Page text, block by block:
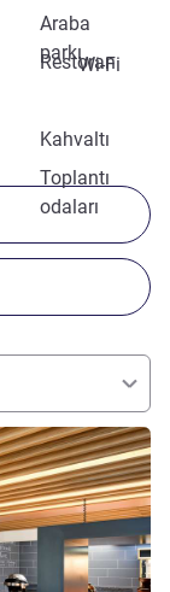
Araba
parkı
Restoran
Wi-Fi
Kahvaltı
Toplantı
odaları